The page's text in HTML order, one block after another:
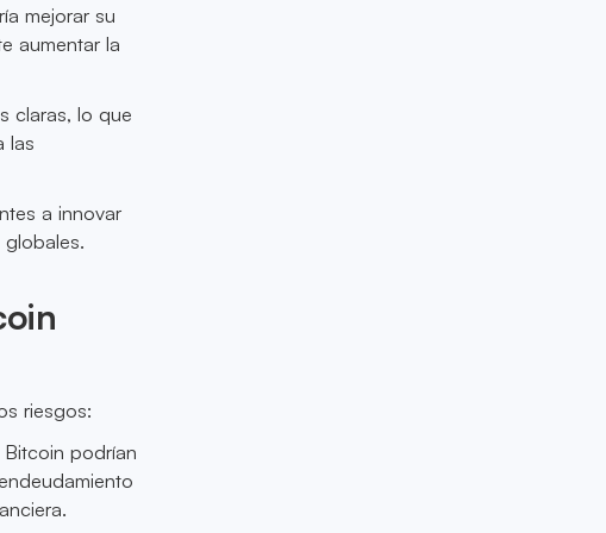
mejorar su
aumentar la
claras, lo que
las
a innovar
riesgos:
podrían